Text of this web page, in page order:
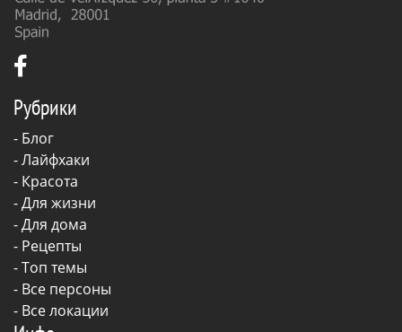
Рубрики
- Блог
-Лайфхаки
- Красота
-Для жизни
-Для дома
- Рецепты
- Топ темы
- Все персоны
- Все локации